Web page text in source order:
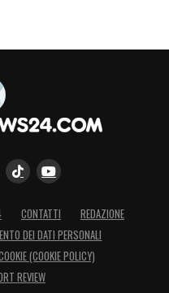
CONTATTI
REDAZIONE
DEI DATI PERSONALI
(COOKIE POLICY)
REVIEW